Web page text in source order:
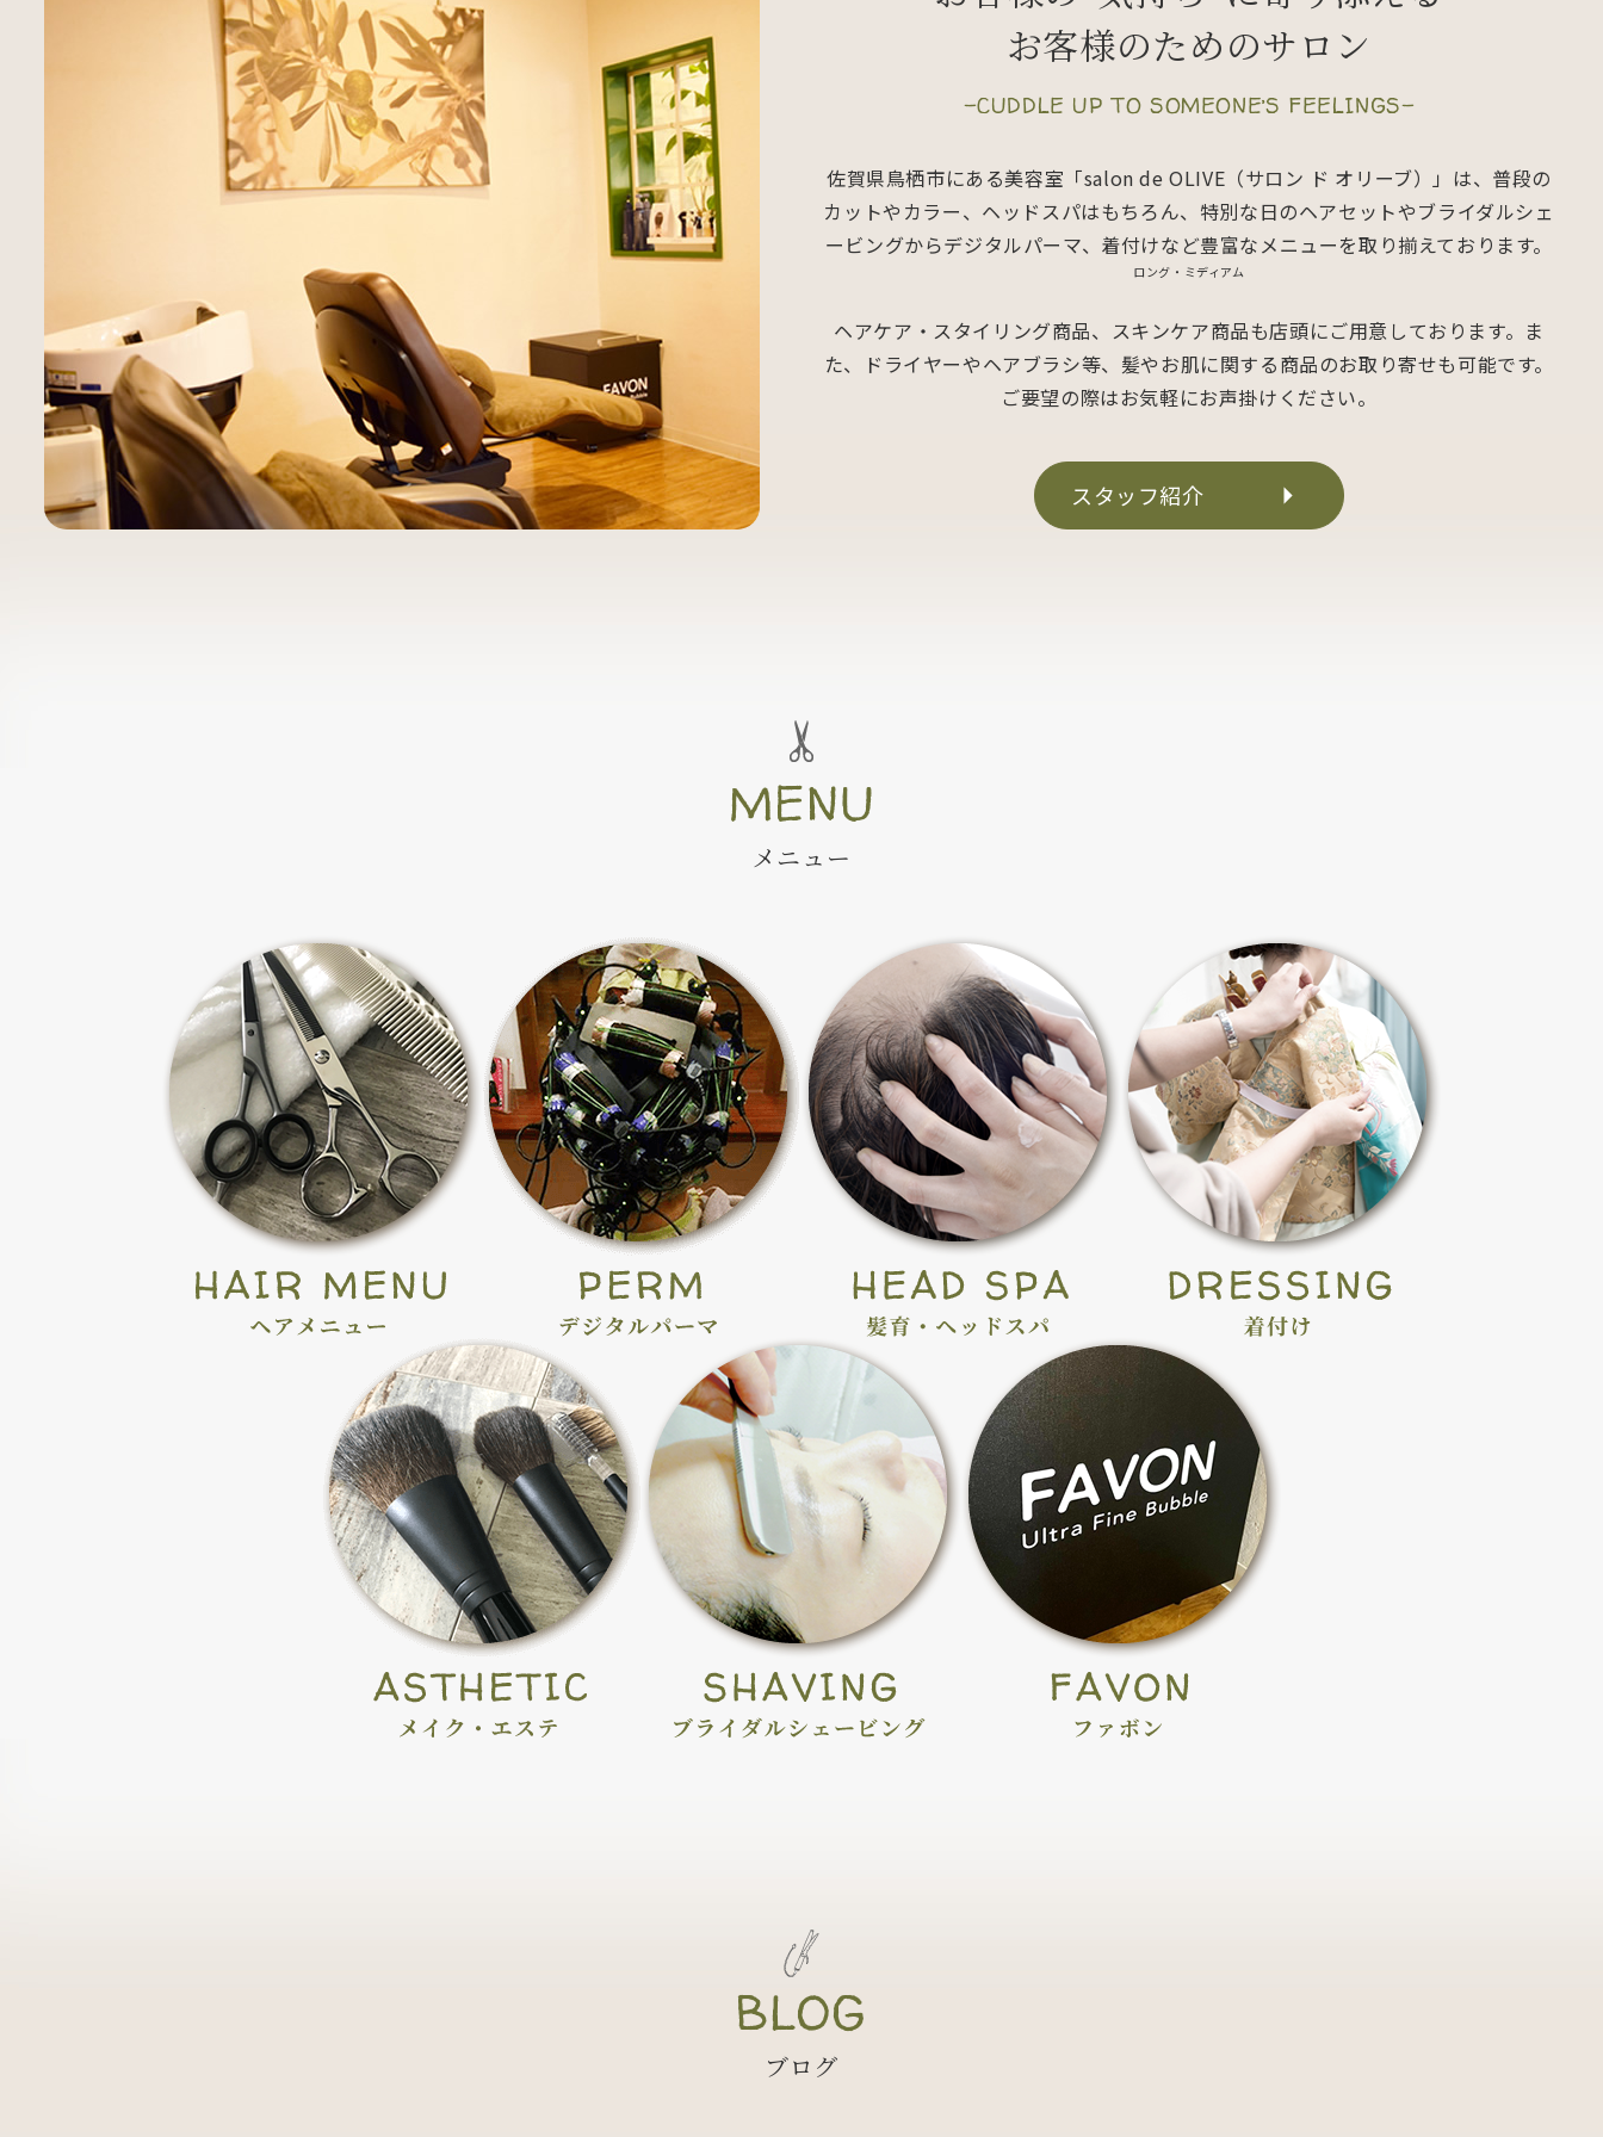
お客様のためのサロン
-CUDDLE UP TO SOMEONE’S FEELINGS-
佐賀県鳥栖市にある美容室「salon de OLIVE（サロン ド オリーブ）」は、普段の
カットやカラー、ヘッドスパはもちろん、特別な日のヘアセットやブライダルシェ
ービングからデジタルパーマ、着付けなど豊富なメニューを取り揃えております。
ロング・ミディアム
ヘアケア・スタイリング商品、スキンケア商品も店頭にご用意しております。ま
た、ドライヤーやヘアブラシ等、髪やお肌に関する商品のお取り寄せも可能です。
ご要望の際はお気軽にお声掛けください。
スタッフ紹介
MENU
メニュー
BLOG
ブログ